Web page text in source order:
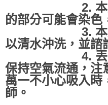
2. 本產品
的部分可能會染色
3. 本產品
以清水沖洗，並諮
4. 丟棄或
保持空氣流通，注
萬一不小心吸入時
師。